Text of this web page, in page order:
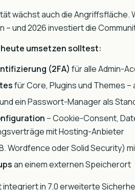
wächst auch die Angriffsfläche.
und 2026 investiert die
umsetzen solltest:
(2FA) für alle Admin-
für Core, Plugins und Themes
ein Passwort-Manager als
– Cookie-Consent,
mit Hosting-Anbieter
Wordfence oder Solid Security)
an einem externen Speicherort
in 7.0 erweiterte